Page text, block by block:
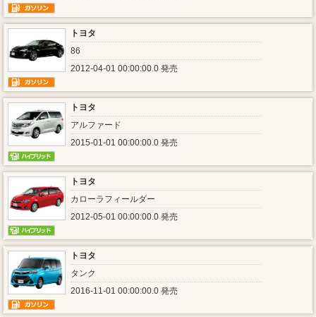
トヨタ
86
2012-04-01 00:00:00.0 発売
トヨタ
アルファード
2015-01-01 00:00:00.0 発売
トヨタ
カローラフィールダー
2012-05-01 00:00:00.0 発売
トヨタ
タンク
2016-11-01 00:00:00.0 発売